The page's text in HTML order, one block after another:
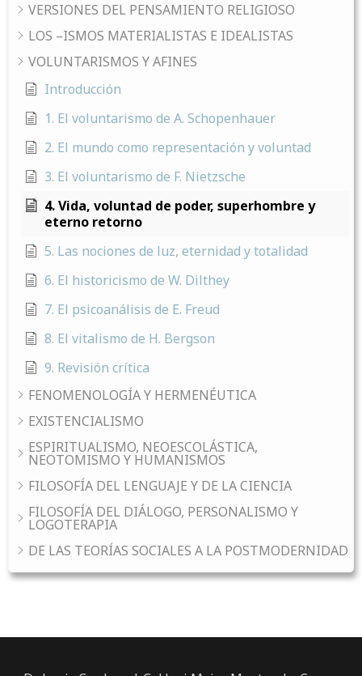
VERSIONES DEL PENSAMIENTO RELIGIOSO
LOS –ISMOS MATERIALISTAS E IDEALISTAS
VOLUNTARISMOS Y AFINES
Introducción
1. El voluntarismo de A. Schopenhauer
2. El mundo como representación y voluntad
3. El voluntarismo de F. Nietzsche
4. Vida, voluntad de poder, superhombre y
eterno retorno
5. Las nociones de luz, eternidad y totalidad
6. El historicismo de W. Dilthey
7. El psicoanálisis de E. Freud
8. El vitalismo de H. Bergson
9. Revisión crítica
FENOMENOLOGÍA Y HERMENÉUTICA
EXISTENCIALISMO
ESPIRITUALISMO, NEOESCOLÁSTICA,
NEOTOMISMO Y HUMANISMOS
FILOSOFÍA DEL LENGUAJE Y DE LA CIENCIA
FILOSOFÍA DEL DIÁLOGO, PERSONALISMO Y
LOGOTERAPIA
DE LAS TEORÍAS SOCIALES A LA POSTMODERNIDAD